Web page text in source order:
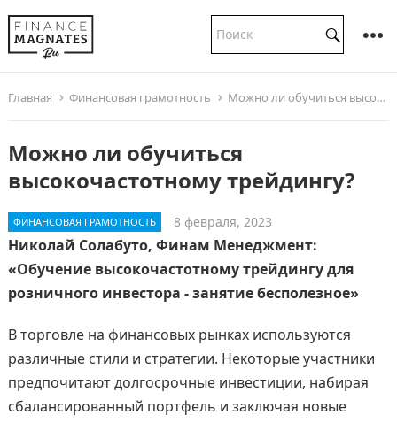
Главная Финансовая грамотность Можно ли обучиться высокочастотному трейдингу?
Можно ли обучиться
высокочастотному трейдингу?
ФИНАНСОВАЯ ГРАМОТНОСТЬ 8 февраля, 2023
Николай Солабуто, Финам Менеджмент:
«Обучение высокочастотному трейдингу для
розничного инвестора - занятие бесполезное»
В торговле на финансовых рынках используются
различные стили и стратегии. Некоторые участники
предпочитают долгосрочные инвестиции, набирая
сбалансированный портфель и заключая новые